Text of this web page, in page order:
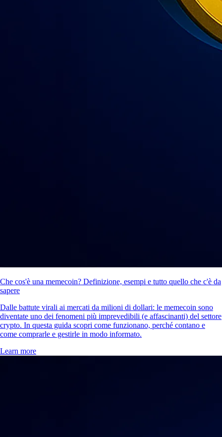
Che cos'è una memecoin? Definizione, esempi e tutto quello che c'è da
sapere
Dalle battute virali ai mercati da milioni di dollari: le memecoin sono
diventate uno dei fenomeni più imprevedibili (e affascinanti) del settore
crypto. In questa guida scopri come funzionano, perché contano e
come comprarle e gestirle in modo informato.
Learn more